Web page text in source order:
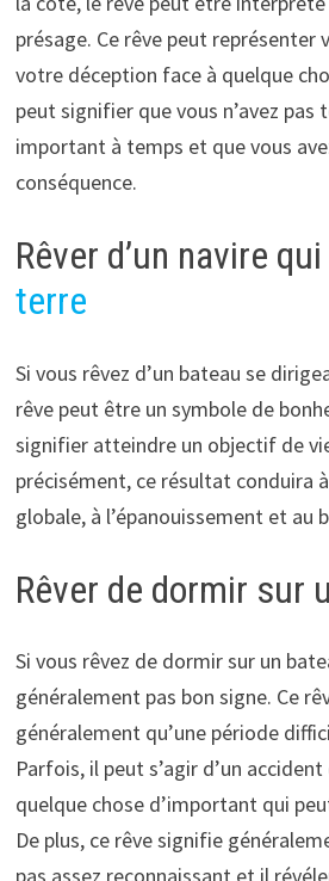
présage. Ce rêve peut représenter
votre déception face à quelque
peut signifier que vous n’avez pas
important à temps et que vous
conséquence.
Rêver d’un navire
terre
Si vous rêvez d’un bateau se
rêve peut être un symbole de
signifier atteindre un objectif de
précisément, ce résultat conduira
globale, à l’épanouissement et au
Rêver de dormir sur
Si vous rêvez de dormir sur un
généralement pas bon signe. Ce
généralement qu’une période
Parfois, il peut s’agir d’un
quelque chose d’important qui
De plus, ce rêve signifie